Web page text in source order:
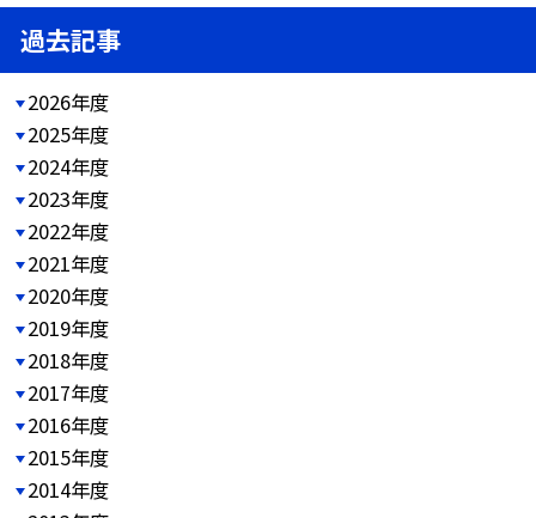
過去記事
2026年度
2025年度
2024年度
2023年度
2022年度
2021年度
2020年度
2019年度
2018年度
2017年度
2016年度
2015年度
2014年度